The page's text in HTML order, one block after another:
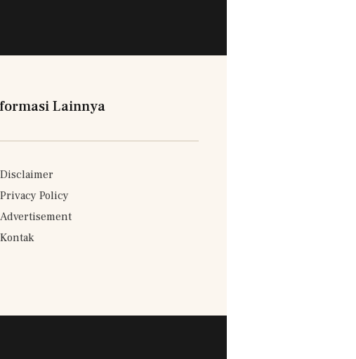
Lainnya
Disclaimer
Privacy Policy
Advertisement
Kontak